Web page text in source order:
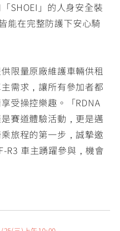
SHOEI」的人身安全裝
能在完整防護下安心騎
限量原廠維護車輛供租
需求，讓所有參加者都
受操控樂趣。「RDNA
賽道體驗活動，更是邁
旅程的第一步，誠摯邀
R3 車主踴躍參與，機會